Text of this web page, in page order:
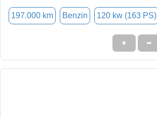
197.000 km Benzin 120 kw (163 PS)
★ ➦